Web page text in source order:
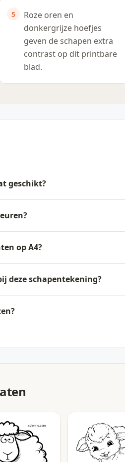
Roze oren en
donkergrijze hoefjes
geven de schapen extra
contrast op dit printbare
blad.
geschikt?
op A4?
deze schapentekening?